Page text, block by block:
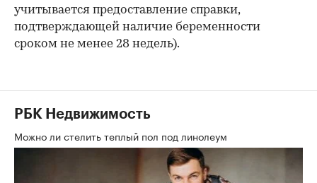
учитывается предоставление справки,
подтверждающей наличие беременности
сроком не менее 28 недель).
РБК Недвижимость
Можно ли стелить теплый пол под линолеум